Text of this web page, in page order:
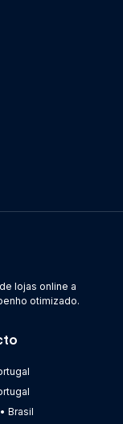
lojas online a
otimizado.
Brasil